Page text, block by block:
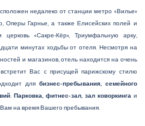
недалеко от станции метро «Вилье»
Гарнье, а также Елисейских полей и
«Сакре-Кёр», Триумфальную арку,
минутах ходьбы от отеля. Несмотря на
и магазинов, отель находится на очень
Вас с присущей парижскому стилю
для бизнес-пребывания, семейного
Парковка, фитнес-зал, зал коворкинга и
на время Вашего пребывания.